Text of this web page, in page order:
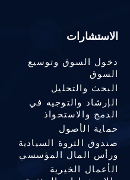
الاستشارات
دخول السوق وتوسيع
السوق
البحث والتحليل
الإرشاد والتوجيه في
الدمج والاستحواذ
حماية الأصول
صندوق الثروة السيادية
ورأس المال المؤسسي
الأعمال الخيرية